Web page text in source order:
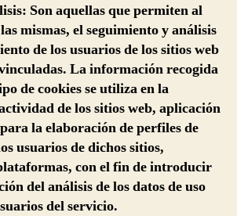
Son aquellas que permiten al
mismas, el seguimiento y análisis
de los usuarios de los sitios web
La información recogida
de cookies se utiliza en la
de los sitios web, aplicación
la elaboración de perfiles de
usuarios de dichos sitios,
con el fin de introducir
del análisis de los datos de uso
del servicio.